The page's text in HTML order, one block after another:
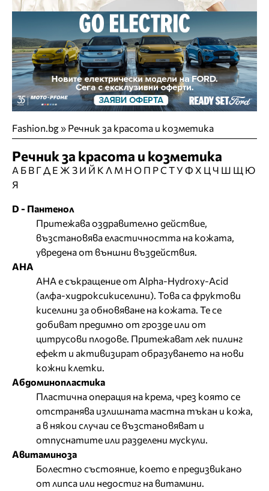
Fashion.bg» Речник за красота и козметика
Речник за красота и козметика
А Б В ГД Е Ж З И Й К Л М Н О П РС ТУФ Х ЦЧ Ш Щ Ю
Я
D - Пантенол
Притежава оздравително действие,
възстановява еластичността на кожата,
увредена от външни въздействия.
АНА
АНА е съкращение от Alpha-Hydroxy-Acid
(алфа-хидроксикиселини). Това са фруктови
киселини за обновяване на кожата. Те се
добиват предимно от грозде или от
цитрусови плодове. Притежават лек пилинг
ефект и активизират образуването на нови
кожни клетки.
Абдоминопластика
Пластична операция на крема, чрез която се
отстранява излишната мастна тъкан и кожа,
а в някои случаи се възстановяват и
отпуснатите или разделени мускули.
Авитаминоза
Болестно състояние, което е предизвикано
от липса или недостиг на витамини.